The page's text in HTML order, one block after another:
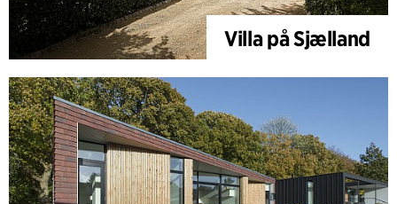
Villa på Sjælland